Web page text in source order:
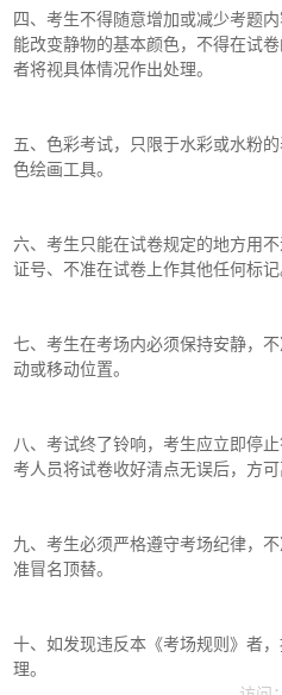
四、考生不得随意增加或减少考题
能改变静物的基本颜色，不得在试
者将视具体情况作出处理。
五、色彩考试，只限于水彩或水粉
色绘画工具。
六、考生只能在试卷规定的地方用
证号、不准在试卷上作其他任何标记
七、考生在考场内必须保持安静，
动或移动位置。
八、考试终了铃响，考生应立即停
考人员将试卷收好清点无误后，方可
九、考生必须严格遵守考场纪律，
准冒名顶替。
十、如发现违反本《考场规则》者
理。